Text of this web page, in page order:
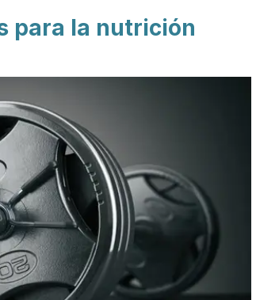
para la nutrición